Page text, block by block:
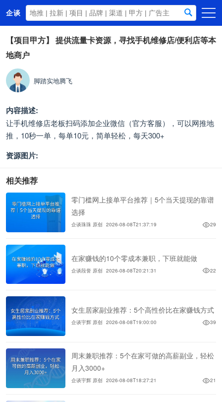
企谈
首页
商务资源
资讯动态
关于我们
【项目甲方】 提供流量卡资源，寻找手机维修店/便利店等本
地商户
脚踏实地腾飞
内容描述:
让手机维修店老板扫码添加企业微信（官方客服），可以网推地
推，10秒一单，每单10元，简单轻松，每天300+
资源图片:
相关推荐
零门槛网上接单平台推荐｜5个当天提现的靠谱
选择
企谈珠珠 原创 2026-08-08T21:37:19 29
在家赚钱的10个零成本兼职，下班就能做
企谈段誉 原创 2026-08-08T20:21:31 22
女生居家副业推荐：5个高性价比在家赚钱方式
企谈宇辉 原创 2026-08-08T19:00:00 39
周末兼职推荐：5个在家可做的高薪副业，轻松
月入3000+
企谈宇辉 原创 2026-08-08T18:27:21 21